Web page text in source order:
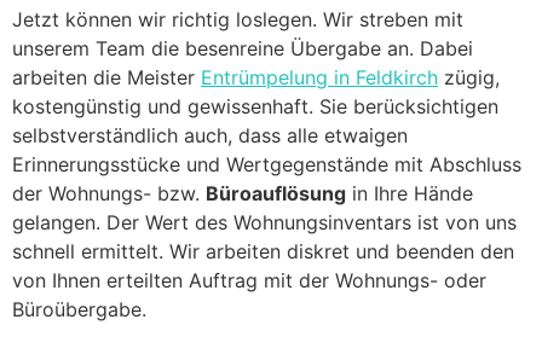
Jetzt können wir richtig loslegen. Wir streben mit
unserem Team die besenreine Übergabe an. Dabei
arbeiten die Meister Entrümpelung in Feldkirch zügig,
kostengünstig und gewissenhaft. Sie berücksichtigen
selbstverständlich auch, dass alle etwaigen
Erinnerungsstücke und Wertgegenstände mit Abschluss
der Wohnungs- bzw. Büroauflösung in Ihre Hände
gelangen. Der Wert des Wohnungsinventars ist von uns
schnell ermittelt. Wir arbeiten diskret und beenden den
von Ihnen erteilten Auftrag mit der Wohnungs- oder
Büroübergabe.